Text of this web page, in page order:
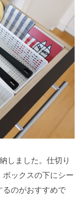
しました。仕切り
ックスの下にシー
るのがおすすめで